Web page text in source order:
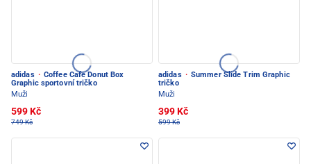
adidas · Coffee Cafe Donut Box
Graphic sportovní tričko
Muži
599 Kč
749 Kč
adidas · Summer Slide Trim Graphic
tričko
Muži
399 Kč
599 Kč